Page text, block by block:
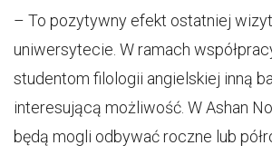
– To pozytywny efekt ostatniej
uniwersytecie. W ramach
studentom filologii angielskiej inną
interesującą możliwość. W Ashan
będą mogli odbywać roczne lub